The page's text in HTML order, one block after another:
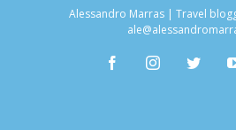
Alessandro Marras | Travel
facebookinstagramtwitter